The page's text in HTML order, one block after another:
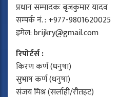
प्रधान सम्पादकः बृजकुमार यादव
सम्पर्क नं. : +977-9801620025
इमेल:brijkry@gmail.com
रिपोर्टर्स :
किरण कर्ण (धनुषा)
सुभाष कर्ण (धनुषा)
संजय मिश्र (सर्लाही/रौतहट)